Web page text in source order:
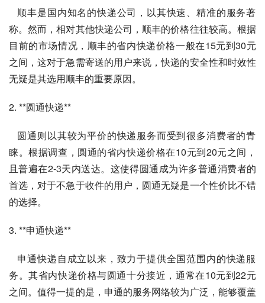
称。然而，相对其他快递公司，顺丰的价格往往较高。根据
目前的市场情况，顺丰的省内快递价格一般在15元到30元
之间，这对于急需寄送的用户来说，快递的安全性和时效性
无疑是其选用顺丰的重要原因。
2. **圆通快递**
睐。根据调查，圆通的省内快递价格在10元到20元之间，
且普遍在2-3天内送达。这使得圆通成为许多普通消费者的
首选，对于不急于收件的用户，圆通无疑是一个性价比不错
的选择。
3. **申通快递**
务。其省内快递价格与圆通十分接近，通常在10元到22元
之间。值得一提的是，申通的服务网络较为广泛，能够覆盖